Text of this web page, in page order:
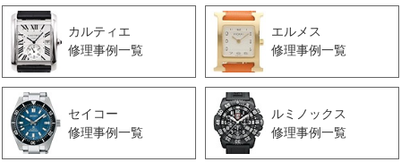
カルティエ
修理事例一覧
エルメス
修理事例一覧
セイコー
修理事例一覧
ルミノックス
修理事例一覧